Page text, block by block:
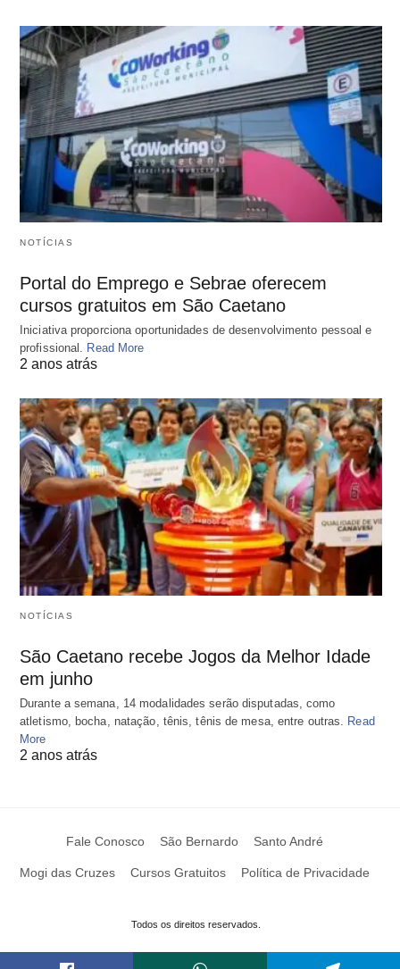
NOTÍCIAS
Portal do Emprego e Sebrae oferecem
cursos gratuitos em São Caetano
Iniciativa proporciona oportunidades de desenvolvimento pessoal e
profissional. Read More
2 anos atrás
NOTÍCIAS
São Caetano recebe Jogos da Melhor Idade
em junho
Durante a semana, 14 modalidades serão disputadas, como
atletismo, bocha, natação, tênis, tênis de mesa, entre outras.
Read
More
2 anos atrás
Fale Conosco São Bernardo Santo André
Mogi das Cruzes Cursos Gratuitos Política de Privacidade
Todos os direitos reservados.